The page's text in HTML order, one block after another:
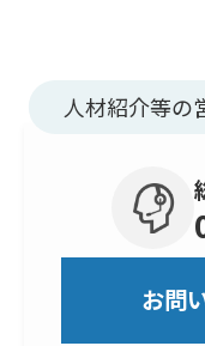
人材紹介等の
お問